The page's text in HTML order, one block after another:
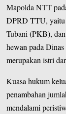
Mapolda NTT
DPRD TTU, yaitu
Tubani (PKB),
hewan pada
merupakan istri
Kuasa hukum
penambahan
mendalami